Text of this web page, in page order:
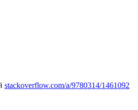
stackoverflow.com/a/9780314/1461092